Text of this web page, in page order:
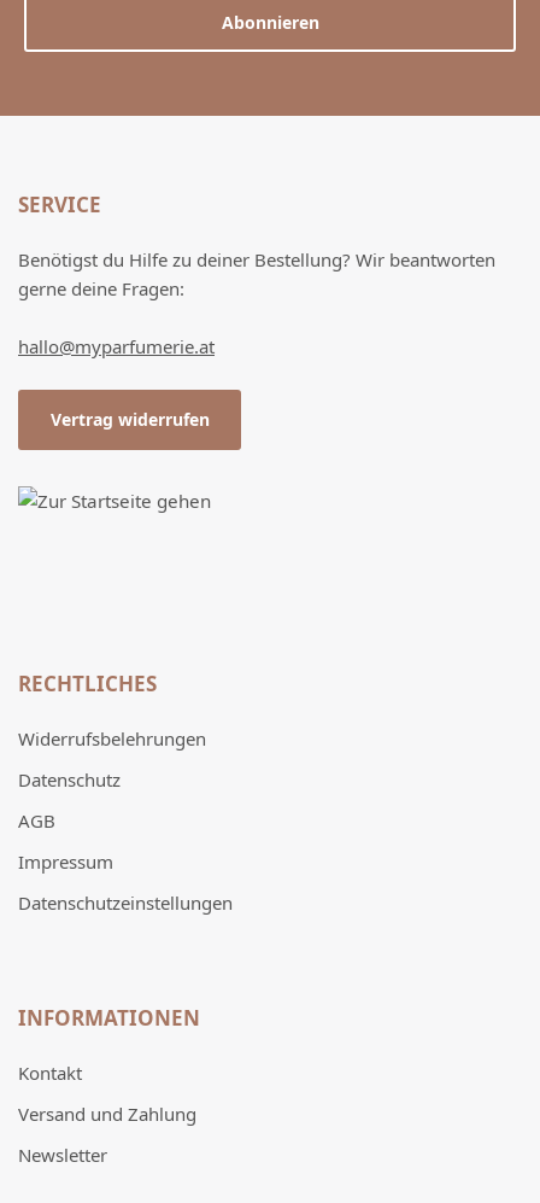
Abonnieren
SERVICE
Benötigst du Hilfe zu deiner Bestellung? Wir beantworten
gerne deine Fragen:
hallo@myparfumerie.at
Vertrag widerrufen
RECHTLICHES
Widerrufsbelehrungen
Datenschutz
AGB
Impressum
Datenschutzeinstellungen
INFORMATIONEN
Kontakt
Versand und Zahlung
Newsletter